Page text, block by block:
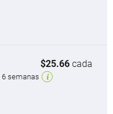
$25.66 cada
6 semanas